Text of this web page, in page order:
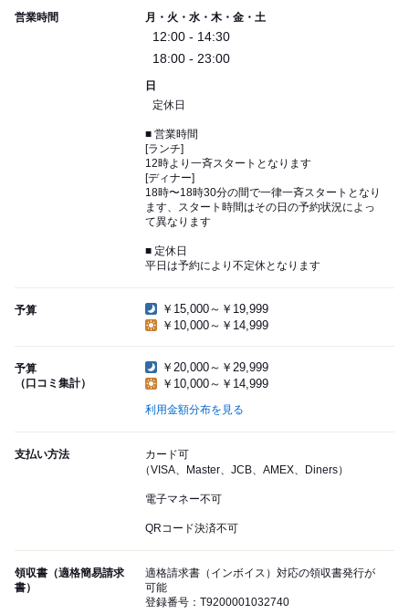
営業時間 月・火・水・木・金・土
12:00 - 14:30
18:00 - 23:00
日
定休日
■ 営業時間
[ランチ]
12時より一斉スタートとなります
[ディナー]
18時〜18時30分の間で一律一斉スタートとなり
ます、スタート時間はその日の予約状況によっ
て異なります
■ 定休日
平日は予約により不定休となります
予算
￥15,000～￥19,999
￥10,000～￥14,999
予算
（口コミ集計）
￥20,000～￥29,999
￥10,000～￥14,999
利用金額分布を見る
支払い方法
カード可
（VISA、Master、JCB、AMEX、Diners）
電子マネー不可
QRコード決済不可
領収書（適格簡易請求
書）
適格請求書（インボイス）対応の領収書発行が
可能
登録番号：T9200001032740